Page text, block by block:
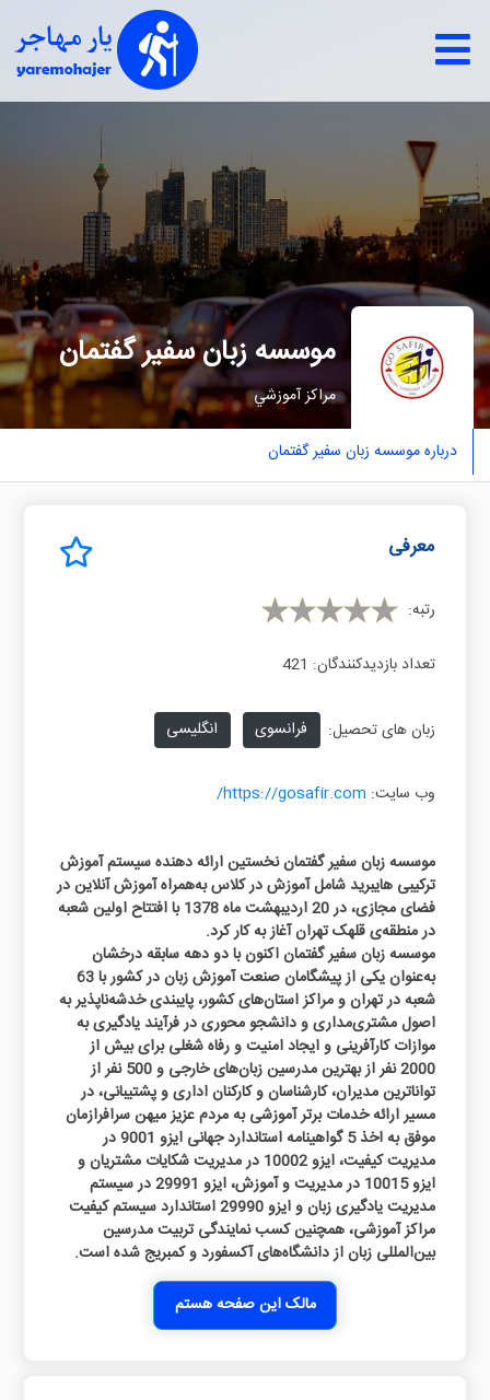
موسسه زبان سفیر گفتمان
مراکز آموزشي
درباره موسسه زبان سفیر گفتمان
معرفی
رتبه:
تعداد بازدیدکنندگان: 421
زبان های تحصیل: فرانسوی انگلیسی
وب سایت: https://gosafir.com/
موسسه زبان سفیر گفتمان نخستین ارائه دهنده‌ سیستم آموزش
ترکیبی هایبرید شامل آموزش در کلاس به‌همراه آموزش آنلاین در
فضای مجازی، در 20 اردیبهشت ماه 1378 با افتتاح اولین شعبه
در منطقه‌ی قلهک تهران آغاز به کار کرد.
موسسه زبان سفیر گفتمان اکنون با دو دهه سابقه‌ درخشان
به‌عنوان یکی از پیشگامان صنعت آموزش زبان در کشور با 63
شعبه در تهران و مراکز استان‌های کشور، پایبندی خدشه‌ناپذیر به
اصول مشتری‌مداری و دانشجو محوری در فرآیند یادگیری به
موازات کارآفرینی و ایجاد امنیت و رفاه شغلی برای بیش از
2000 نفر از بهترین مدرسین زبان‌های خارجی و 500 نفر از
تواناترین مدیران، کارشناسان و کارکنان اداری و پشتیبانی، در
مسیر ارائه‌ خدمات برتر آموزشی به مردم عزیز میهن سرافرازمان
موفق به اخذ 5 گواهینامه استاندارد جهانی ایزو 9001 در
مدیریت کیفیت، ایزو 10002 در مدیریت شکایات مشتریان و
ایزو 10015 در مدیریت و آموزش، ایزو 29991 در سیستم
مدیریت یادگیری زبان و ایزو 29990 استاندارد سیستم کیفیت
مراکز آموزشی، همچنین کسب نمایندگی تربیت مدرسین
بین‌المللی زبان از دانشگاه‌های آکسفورد و کمبریج شده است.
مالک این صفحه هستم